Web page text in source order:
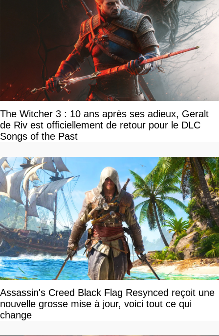
The Witcher 3 : 10 ans après ses adieux, Geralt
de Riv est officiellement de retour pour le DLC
Songs of the Past
Assassin's Creed Black Flag Resynced reçoit une
nouvelle grosse mise à jour, voici tout ce qui
change